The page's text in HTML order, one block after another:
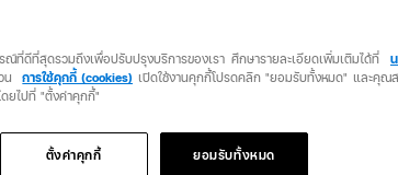
ณ์ที่ดีที่สุดรวมถึงเพื่อปรับปรุงบริการของเรา ศึกษารายละเอียดเพิ่มเติมได้ที่
น การใช้คุกกี้ (cookies) เปิดใช้งานคุกกี้โปรดคลิก "ยอมรับทั้งหมด" และคุณ
ดยไปที่ "ตั้งค่าคุกกี้"
ยอมรับทั้งหมด
ตั้งค่าคุกกี้